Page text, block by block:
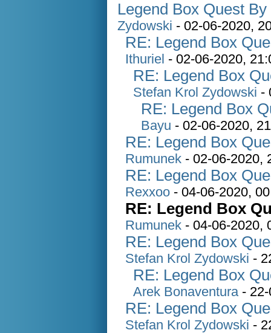
Legend Box Quest
Zydowski - 02-06-2020,
RE: Legend Box
Ithuriel - 02-06-2020,
RE: Legend Box
Stefan Krol Zydowski -
RE: Legend Box
Bayu - 02-06-2020,
RE: Legend Box
Rumunek - 02-06-2020,
RE: Legend Box
Rexxoo - 04-06-2020,
RE: Legend Box
Rumunek - 04-06-2020,
RE: Legend Box
Stefan Krol Zydowski -
RE: Legend Box
Arek Bonaventura- 22-
RE: Legend Box
Stefan Krol Zydowski -